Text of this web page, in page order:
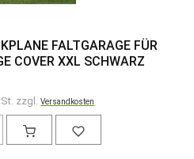
FALTGARAGE FÜR
COVER XXL SCHWARZ
zzgl.Versandkosten